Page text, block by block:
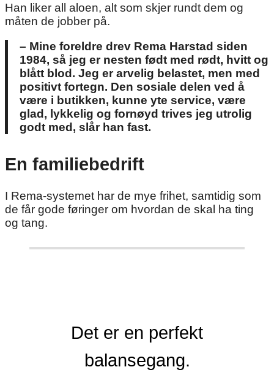
Han liker all aloen, alt som skjer rundt dem og
måten de jobber på.
– Mine foreldre drev Rema Harstad siden
1984, så jeg er nesten født med rødt, hvitt og
blått blod. Jeg er arvelig belastet, men med
positivt fortegn. Den sosiale delen ved å
være i butikken, kunne yte service, være
glad, lykkelig og fornøyd trives jeg utrolig
godt med, slår han fast.
En familiebedrift
I Rema-systemet har de mye frihet, samtidig som
de får gode føringer om hvordan de skal ha ting
og tang.
Det er en perfekt
balansegang.